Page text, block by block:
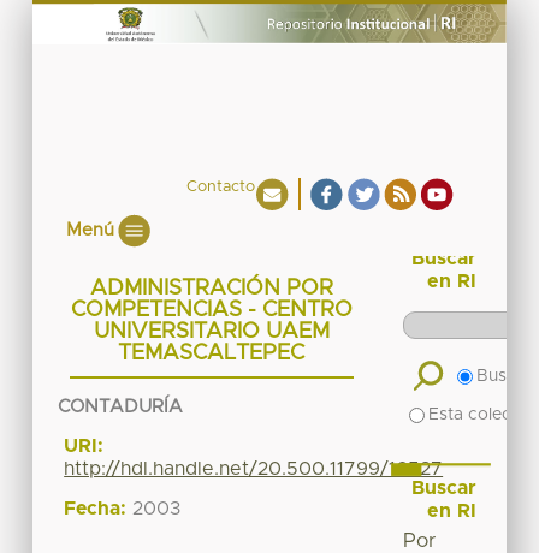
Contacto
Menú
ADMINISTRACIÓN POR
COMPETENCIAS - CENTRO
UNIVERSITARIO UAEM
TEMASCALTEPEC
CONTADURÍA
URI:
http://hdl.handle.net/20.500.11799/16527
Fecha: 2003
Buscar
en RI
Buscar
Esta
Buscar
en RI
Por